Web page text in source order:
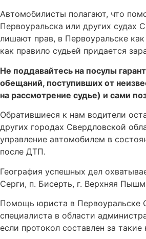
Автомобилисты полагают, что
Первоуральска или других судах
лишают прав, в Первоуральске
как правило судьей придается
Не поддавайтесь на посулы
обещаний, поступивших от
на рассмотрение судье) и сами
Обратившиеся к нам водители
других городах Свердловской
управление автомобилем в
после ДТП.
География успешных дел
Серги, п. Бисерть, г. Верхняя
Помощь юриста в Первоуральске
специалиста в области
если протокол составлен за такие